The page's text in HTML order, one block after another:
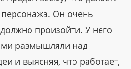
Он очень
произойти. У него
размышляли над
и выясняя, что работает,